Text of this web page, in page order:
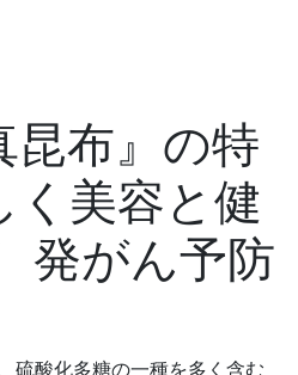
昆布』の特
く美容と健
発がん予防
硫酸化多糖の一種を多く含む